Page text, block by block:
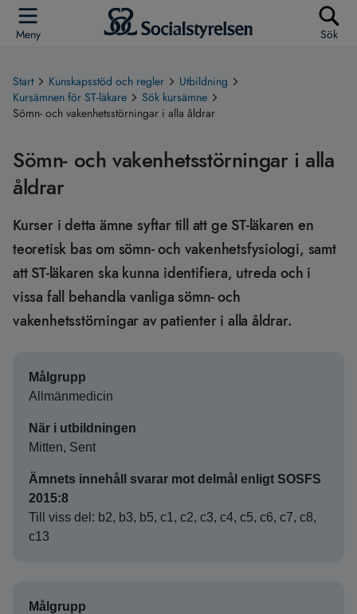
Meny Sök
Start Kunskapsstöd och regler
Utbildning
Kursämnen för ST-läkare
Sök kursämne
Sömn- och vakenhetsstörningar i alla åldrar
Sömn- och vakenhetsstörningar i alla
åldrar
Kurser i detta ämne syftar till att ge ST-läkaren en
teoretisk bas om sömn- och vakenhetsfysiologi, samt
att ST-läkaren ska kunna identifiera, utreda och i
vissa fall behandla vanliga sömn- och
vakenhetsstörningar av patienter i alla åldrar.
Målgrupp
Allmänmedicin
När i utbildningen
Mitten, Sent
Ämnets innehåll svarar mot delmål enligt SOSFS
2015:8
Till viss del: b2, b3, b5, c1, c2, c3, c4, c5, c6, c7, c8,
c13
Målgrupp